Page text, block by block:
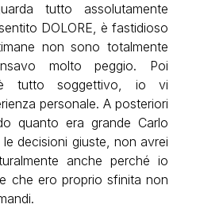
tutto assolutamente
DOLORE, è fastidioso
non sono totalmente
molto peggio. Poi
tutto soggettivo, io vi
personale. A posteriori
quanto era grande Carlo
decisioni giuste, non avrei
anche perché io
che ero proprio sfinita non